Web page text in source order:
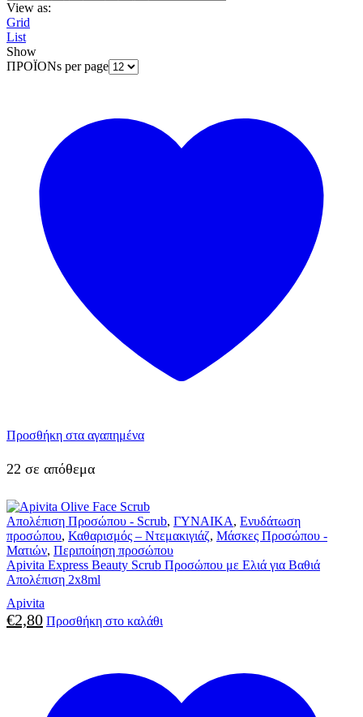
View as:
Grid
List
Show
ΠΡΟΪΟΝs per page
Προσθήκη στα αγαπημένα
22 σε απόθεμα
Απολέπιση Προσώπου - Scrub, ΓΥΝΑΙΚΑ, Ενυδάτωση
προσώπου, Καθαρισμός – Ντεμακιγιάζ, Μάσκες Προσώπου -
Ματιών, Περιποίηση προσώπου
Apivita Express Beauty Scrub Προσώπου με Ελιά για Βαθιά
Απολέπιση 2x8ml
Apivita
€2,80 Προσθήκη στο καλάθι